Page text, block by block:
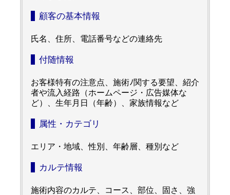
顧客の基本情報
氏名、住所、電話番号などの連絡先
付随情報
お客様特有の注意点、施術ﾉ関する要望、紹介
者や流入経路（ホームページ・広告媒体な
ど）、生年月日（年齢）、家族情報など
属性・カテゴリ
エリア・地域、性別、年齢層、種別など
カルテ情報
施術内容のカルテ、コース、部位、固さ、強